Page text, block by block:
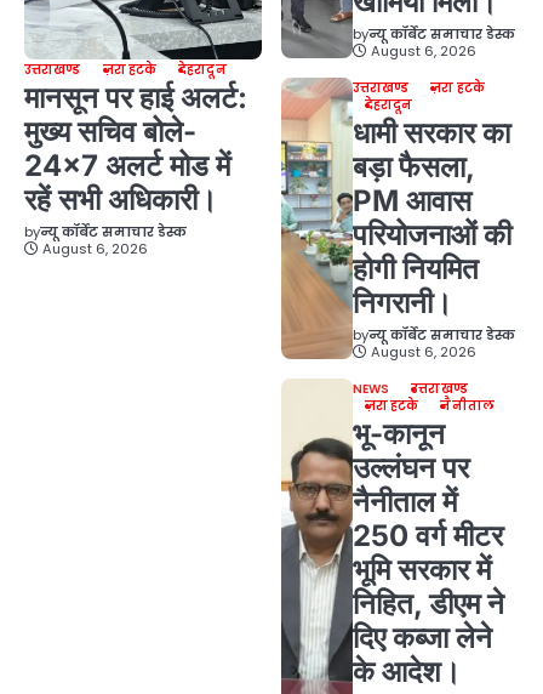
उत्तराखण्ड ज़रा हटके देहरादून
मानसून पर हाई अलर्ट:
मुख्य सचिव बोले-
24×7 अलर्ट मोड में
रहें सभी अधिकारी।
byन्यू कॉर्बेट समाचार डेस्क
August 6, 2026
byन्यू कॉर्बेट समाचार डेस्क
August 6, 2026
उत्तराखण्ड
ज़रा हटके
देहरादून
धामी सरकार का
बड़ा फैसला,
PM आवास
परियोजनाओं की
होगी नियमित
निगरानी।
byन्यू कॉर्बेट समाचार डेस्क
August 6, 2026
NEWS
उत्तराखण्ड
ज़रा हटके
नैनीताल
भू-कानून
उल्लंघन पर
नैनीताल में
250 वर्ग मीटर
भूमि सरकार में
निहित, डीएम ने
दिए कब्जा लेने
के आदेश।